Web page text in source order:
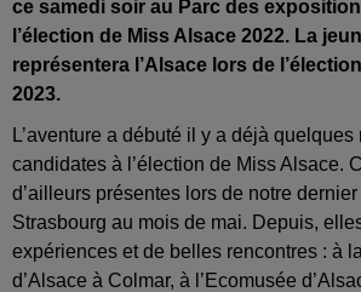
ce samedi soir au Parc des
l’élection de Miss Alsace 2022. La
représentera l’Alsace lors de
2023.
L’aventure a débuté il y a déjà
candidates à l’élection de Miss Alsace.
d’ailleurs présentes lors de notre
Strasbourg au mois de mai. Depuis,
expériences et de belles rencontres : à
d’Alsace à Colmar, à l’Ecomusée